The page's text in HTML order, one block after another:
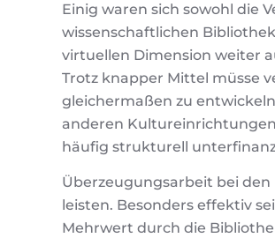
Einig waren sich sowohl die
wissenschaftlichen
virtuellen Dimension weiter
Trotz knapper Mittel müsse
gleichermaßen zu
anderen
häufig strukturell
Überzeugungsarbeit bei
leisten. Besonders effektiv
Mehrwert durch die